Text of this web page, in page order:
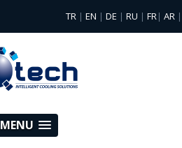
TR | EN | DE | RU | FR| AR |
MENU